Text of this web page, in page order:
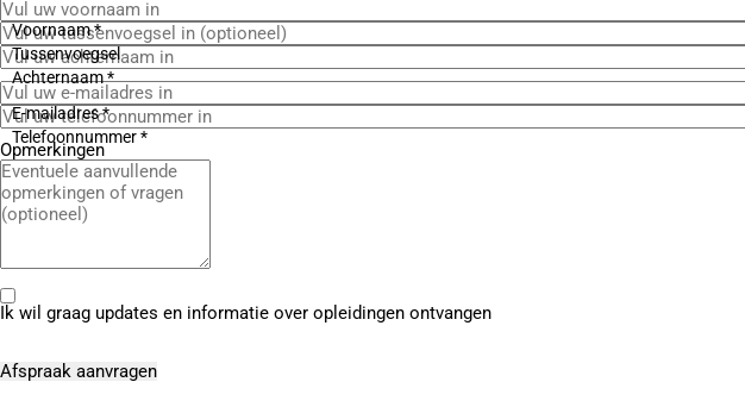
Voornaam *
Tussenvoegsel
Achternaam *
E-mailadres *
Telefoonnummer *
Opmerkingen
Ik wil graag updates en informatie over opleidingen ontvangen